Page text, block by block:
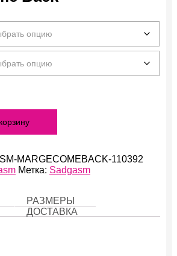
MARGECOMEBACK-110392
Метка: Sadgasm
РАЗМЕРЫ
ДОСТАВКА